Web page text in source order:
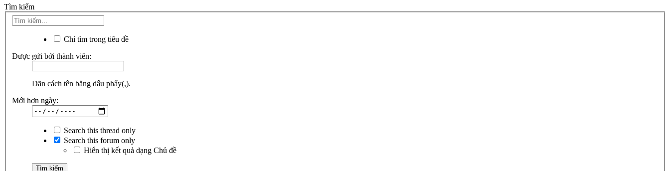
Tìm kiếm
Chỉ tìm trong tiêu đề
Được gửi bởi thành viên:
Dãn cách tên bằng dấu phẩy(,).
Mới hơn ngày:
Search this thread only
Search this forum only
Hiển thị kết quả dạng Chủ đề